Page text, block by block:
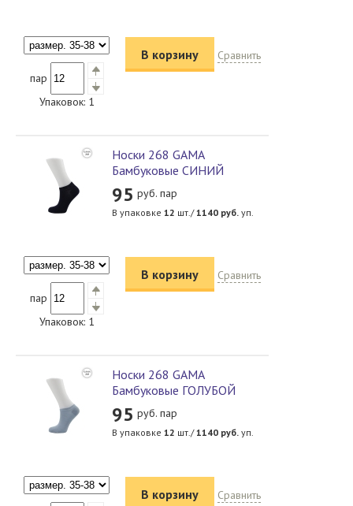
пар
Упаковок: 1
В корзину Сравнить
Носки 268 GAMA
Бамбуковые СИНИЙ
95 руб. пар
В упаковке 12 шт./1140 руб. уп.
пар
Упаковок: 1
В корзину Сравнить
Носки 268 GAMA
Бамбуковые ГОЛУБОЙ
95 руб. пар
В упаковке 12 шт./1140 руб. уп.
В корзину Сравнить